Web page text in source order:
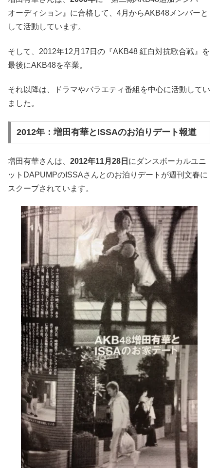
オーディション』に合格して、4月からAKB48メンバーと
して活動しています。
そして、2012年12月17日の『AKB48 紅白対抗歌合戦』を
最後にAKB48を卒業。
それ以降は、ドラマやバラエティ番組を中心に活動してい
ました。
2012年：増田有華とISSAのお泊りデート報道
増田有華さんは、 2012年11月28日 にダンスボーカルユニ
ットDAPUMPのISSAさんとのお泊りデートが週刊文春に
スクープされています。